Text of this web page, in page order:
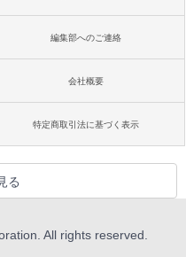
編集部へのご連絡
会社概要
特定商取引法に基づく表示
る
All rights reserved.